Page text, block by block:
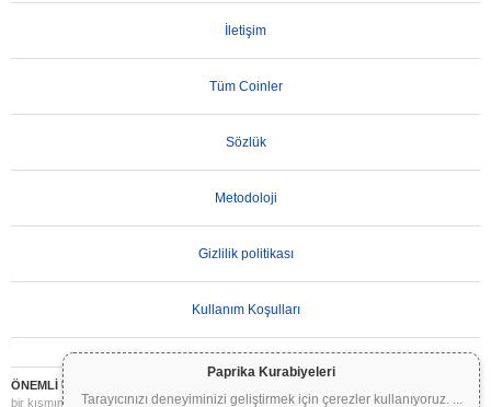
Paprika Kurabiyeleri
Tarayıcınızı deneyiminizi geliştirmek için çerezler kullanıyoruz. ...
İletişim
Tüm Coinler
Sözlük
Metodoloji
Gizlilik politikası
Kullanım Koşulları
ÖNEMLİ UYARI:
bir kısmını veya tamamını kaybedebilirsiniz. Coinpaprika üzerindeki tüm bilgiler yalnızca